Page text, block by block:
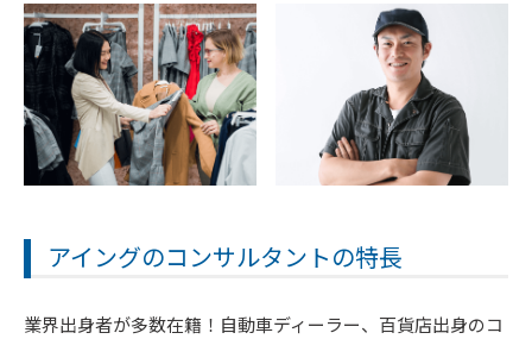
アイングのコンサルタントの特長
業界出身者が多数在籍！自動車ディーラー、百貨店出身のコ